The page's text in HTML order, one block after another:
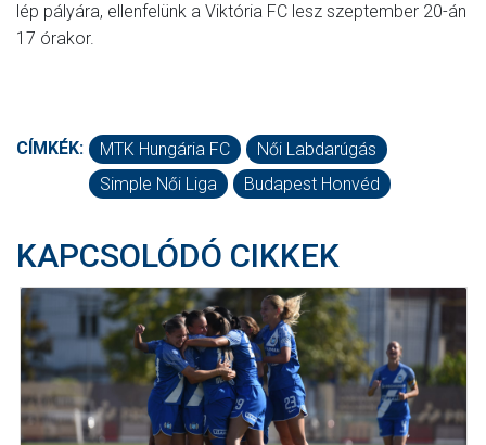
lép pályára, ellenfelünk a Viktória FC lesz szeptember 20-án
17 órakor.
CÍMKÉK: MTK Hungária FC
Női Labdarúgás
Simple Női Liga
Budapest Honvéd
KAPCSOLÓDÓ CIKKEK